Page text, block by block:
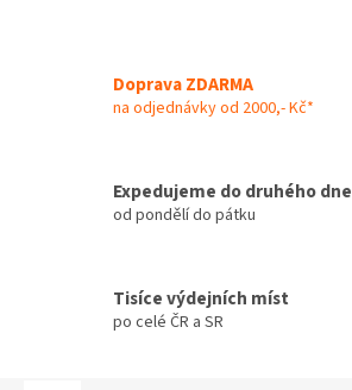
Doprava ZDARMA
na odjednávky od 2000,- Kč*
Expedujeme do druhého dne
od pondělí do pátku
Tisíce výdejních míst
po celé ČR a SR